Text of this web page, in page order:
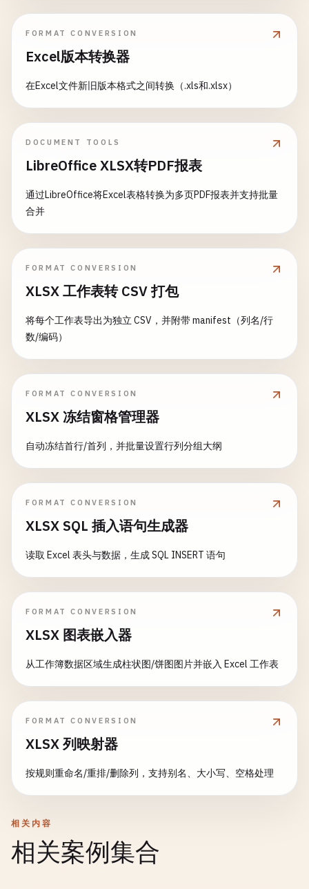
FORMAT CONVERSION
Excel版本转换器
在Excel文件新旧版本格式之间转换（.xls和.xlsx）
DOCUMENT TOOLS
LibreOffice XLSX转PDF报表
通过LibreOffice将Excel表格转换为多页PDF报表并支持批量
合并
FORMAT CONVERSION
XLSX 工作表转 CSV 打包
将每个工作表导出为独立 CSV，并附带 manifest（列名/行
数/编码）
FORMAT CONVERSION
XLSX 冻结窗格管理器
自动冻结首行/首列，并批量设置行列分组大纲
FORMAT CONVERSION
XLSX SQL 插入语句生成器
读取 Excel 表头与数据，生成 SQL INSERT 语句
FORMAT CONVERSION
XLSX 图表嵌入器
从工作簿数据区域生成柱状图/饼图图片并嵌入 Excel 工作表
FORMAT CONVERSION
XLSX 列映射器
按规则重命名/重排/删除列，支持别名、大小写、空格处理
相关内容
相关案例集合